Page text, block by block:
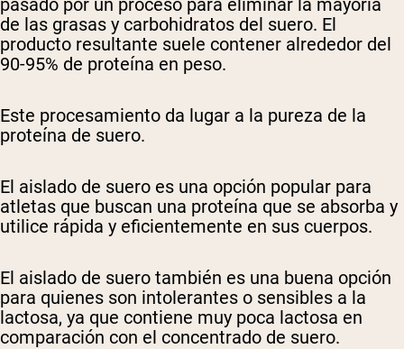
de las grasas y carbohidratos del suero. El
producto resultante suele contener alrededor del
90-95% de proteína en peso.
Este procesamiento da lugar a la pureza de la
proteína de suero.
El aislado de suero es una opción popular para
atletas que buscan una proteína que se absorba y
utilice rápida y eficientemente en sus cuerpos.
El aislado de suero también es una buena opción
para quienes son intolerantes o sensibles a la
lactosa, ya que contiene muy poca lactosa en
comparación con el concentrado de suero.